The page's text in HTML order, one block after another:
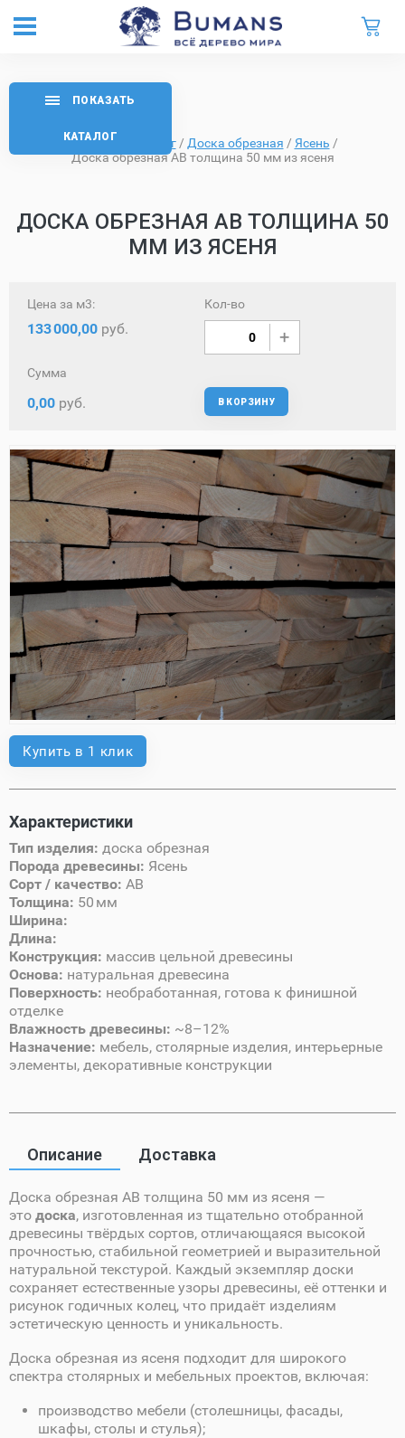
Главная Каталог / Доска обрезная / Ясень /
Доска обрезная AB толщина 50 мм из ясеня
ДОСКА ОБРЕЗНАЯ AB ТОЛЩИНА 50
ММ ИЗ ЯСЕНЯ
ПОКАЗАТЬ
КАТАЛОГ
Цена за м3:
133000,00 руб.
Кол-во
Сумма
0,00 руб. В КОРЗИНУ
Купить в 1 клик
Характеристики
Тип изделия: доска обрезная
Порода древесины: Ясень
Сорт / качество: AB
Толщина: 50 мм
Ширина:
Длина:
Конструкция: массив цельной древесины
Основа: натуральная древесина
Поверхность: необработанная, готова к финишной
отделке
Влажность древесины: ~8–12%
Назначение: мебель, столярные изделия, интерьерные
элементы, декоративные конструкции
Описание Доставка
Доска обрезная AB толщина 50 мм из ясеня —
это доска, изготовленная из тщательно отобранной
древесины твёрдых сортов, отличающаяся высокой
прочностью, стабильной геометрией и выразительной
натуральной текстурой. Каждый экземпляр доски
сохраняет естественные узоры древесины, её оттенки и
рисунок годичных колец, что придаёт изделиям
эстетическую ценность и уникальность.
Доска обрезная из ясеня подходит для широкого
спектра столярных и мебельных проектов, включая:
производство мебели (столешницы, фасады,
шкафы, столы и стулья);